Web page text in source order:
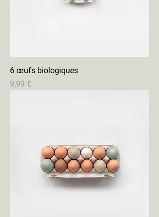
6 œufs biologiques
Prix
9,99 €